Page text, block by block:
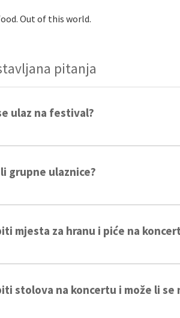
Out of this world.
pitanja
ulaz na festival?
grupne ulaznice?
mjesta za hranu i piće na
stolova na koncertu i može li se